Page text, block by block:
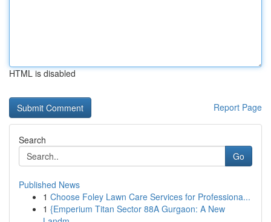
HTML is disabled
Report Page
Search
Go
Published News
1 Choose Foley Lawn Care Services for Professiona...
1 {Emperium Titan Sector 88A Gurgaon: A New